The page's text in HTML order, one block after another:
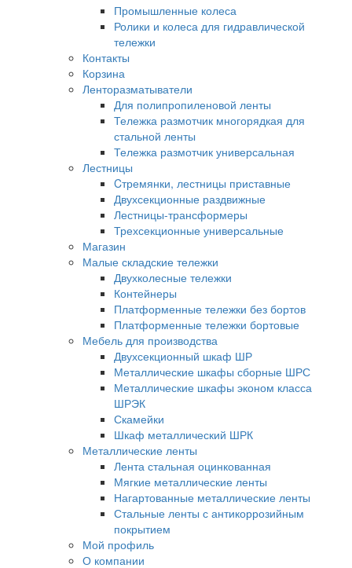
Промышленные колеса
Ролики и колеса для гидравлической
тележки
Контакты
Корзина
Ленторазматыватели
Для полипропиленовой ленты
Тележка размотчик многорядкая для
стальной ленты
Тележка размотчик универсальная
Лестницы
Cтремянки, лестницы приставные
Двухсекционные раздвижные
Лестницы-трансформеры
Трехсекционные универсальные
Магазин
Малые складские тележки
Двухколесные тележки
Контейнеры
Платформенные тележки без бортов
Платформенные тележки бортовые
Мебель для производства
Двухсекционный шкаф ШР
Металлические шкафы сборные ШРС
Металлические шкафы эконом класса
ШРЭК
Скамейки
Шкаф металлический ШРК
Металлические ленты
Лента стальная оцинкованная
Мягкие металлические ленты
Нагартованные металлические ленты
Стальные ленты с антикоррозийным
покрытием
Мой профиль
О компании